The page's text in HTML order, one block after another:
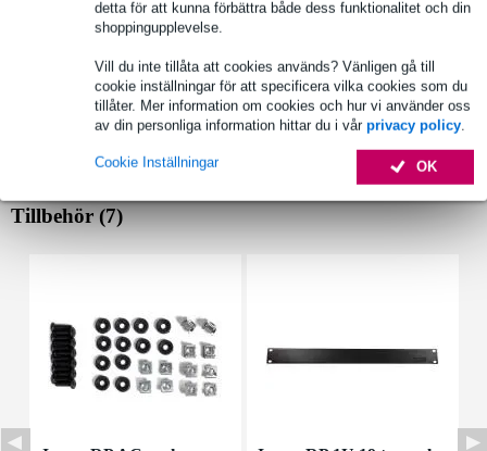
detta för att kunna förbättra både dess funktionalitet och din
shoppingupplevelse.
Vill du inte tillåta att cookies används? Vänligen gå till
cookie inställningar för att specificera vilka cookies som du
tillåter. Mer information om cookies och hur vi använder oss
av din personliga information hittar du i vår privacy policy.
OK
Cookie Inställningar
Tillbehör (7)